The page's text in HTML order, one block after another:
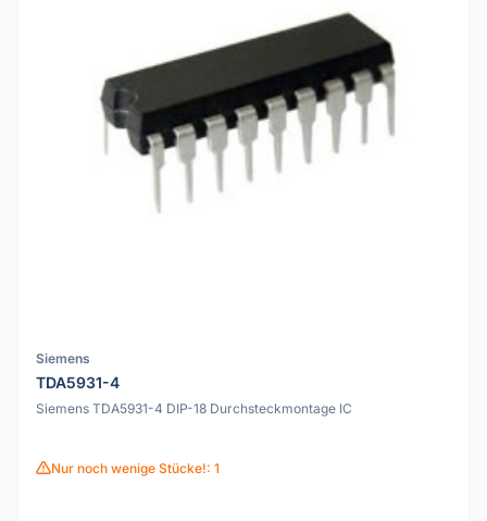
Siemens
TDA5931-4
Siemens TDA5931-4 DIP-18 Durchsteckmontage IC
Nur noch wenige Stücke!: 1